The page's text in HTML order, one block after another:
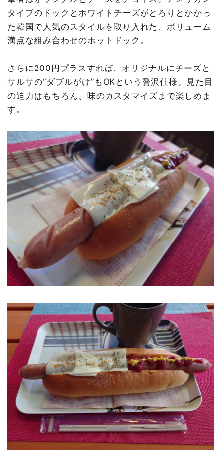
タイプのドックとホワイトチーズがとろりとかかっ
た韓国で人気のスタイルを取り入れた、ボリューム
満点な組み合わせのホットドック。
さらに200円プラスすれば、オリジナルにチーズと
サルサの“ダブルがけ”もOKという贅沢仕様。見た目
の迫力はもちろん、味のカスタマイズまで楽しめま
す。